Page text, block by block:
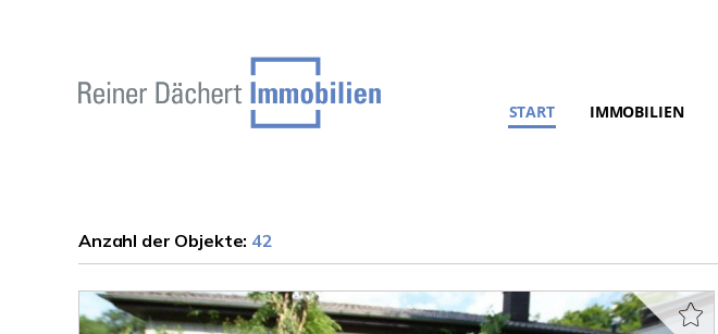
START IMMOBILIEN
Anzahl der Objekte: 42